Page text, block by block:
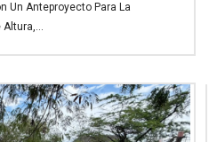
Un Anteproyecto Para La